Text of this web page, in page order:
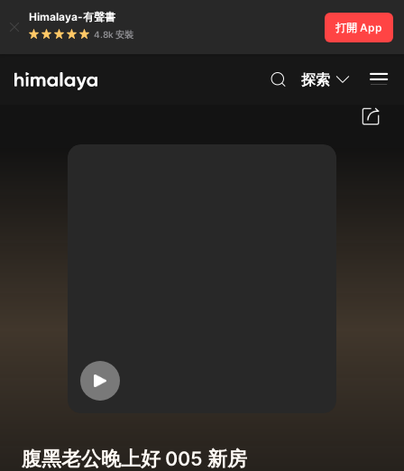
Himalaya-有聲書
4.8k 安裝
打開 App
探索
腹黑老公晚上好 005 新房